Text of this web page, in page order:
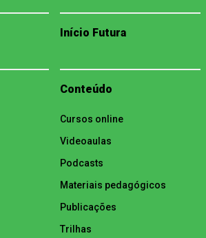
Início Futura
Conteúdo
Cursos online
Videoaulas
Podcasts
Materiais pedagógicos
Publicações
Trilhas